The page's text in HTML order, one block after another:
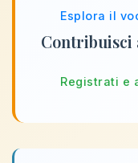
Esplora il
Contribuisci
Registrati e